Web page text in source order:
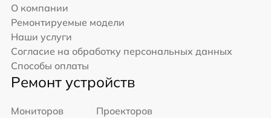
О компании
Ремонтируемые модели
Наши услуги
Согласие на обработку персональных данных
Способы оплаты
Ремонт устройств
Мониторов
Проекторов